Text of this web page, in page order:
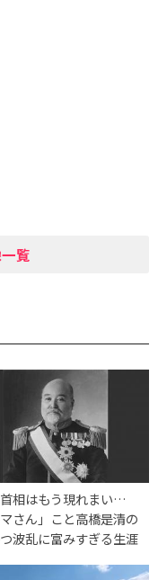
覧
相はもう現れまい…
マさん」こと高橋是清の
波乱に富みすぎる生涯